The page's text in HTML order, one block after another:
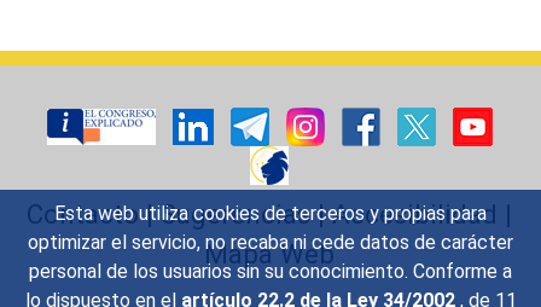
Esta web utiliza cookies de terceros y propias para
optimizar el servicio, no recaba ni cede datos de carácter
personal de los usuarios sin su conocimiento. Conforme a
lo dispuesto en el artículo 22.2 de la Ley 34/2002 , de 11
Contacto|Sugerencias|Accesibilidad |
Mapa Web